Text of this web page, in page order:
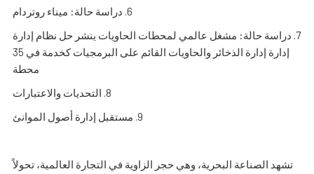
6. دراسة حالة: ميناء روتردام
7. دراسة حالة: مشغل عالمي لمحطات الحاويات ينشر حل نظام إدارة
إدارة إدارة الذخائر والحاويات القائم على البرمجيات كخدمة في 35
محطة
8. التحديات والاعتبارات
9. مستقبل إدارة أصول الموانئ
تشهد الصناعة البحرية، وهي حجر الزاوية في التجارة العالمية، تحولاً